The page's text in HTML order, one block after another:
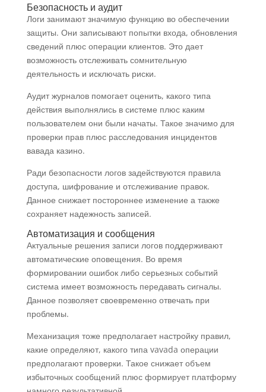
Безопасность и аудит
Логи занимают значимую функцию во обеспечении
защиты. Они записывают попытки входа, обновления
сведений плюс операции клиентов. Это дает
возможность отслеживать сомнительную
деятельность и исключать риски.
Аудит журналов помогает оценить, какого типа
действия выполнялись в системе плюс каким
пользователем они были начаты. Такое значимо для
проверки прав плюс расследования инцидентов
вавада казино.
Ради безопасности логов задействуются правила
доступа, шифрование и отслеживание правок.
Данное снижает постороннее изменение а также
сохраняет надежность записей.
Автоматизация и сообщения
Актуальные решения записи логов поддерживают
автоматические оповещения. Во время
формировании ошибок либо серьезных событий
система имеет возможность передавать сигналы.
Данное позволяет своевременно отвечать при
проблемы.
Механизация тоже предполагает настройку правил,
какие определяют, какого типа vavada операции
предполагают проверки. Такое снижает объем
избыточных сообщений плюс формирует платформу